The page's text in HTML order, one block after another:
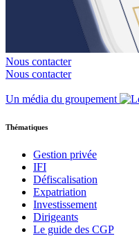
Nous contacter
Nous contacter
Un média du groupement
Thématiques
Gestion privée
IFI
Défiscalisation
Expatriation
Investissement
Dirigeants
Le guide des CGP